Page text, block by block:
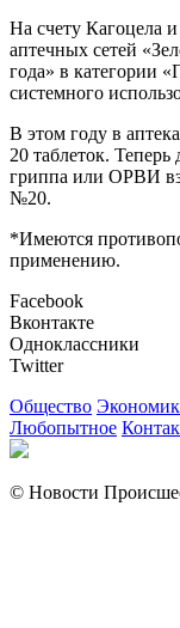
На счету Кагоцела
аптечных сетей
года» в категории
системного
В этом году в
20 таблеток.
гриппа или ОРВИ
№20.
*Имеются
применению.
Facebook
Вконтакте
Одноклассники
Twitter
Общество
Любопытное
© Новости